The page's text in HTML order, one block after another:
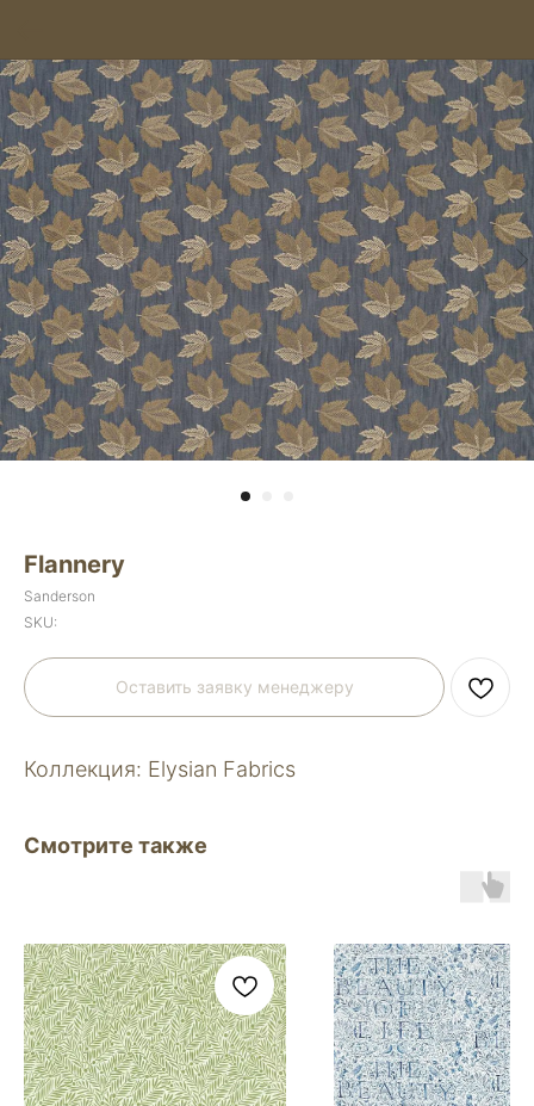
Flannery
Sanderson
SKU:
Оставить заявку менеджеру
Коллекция: Elysian Fabrics
Смотрите также